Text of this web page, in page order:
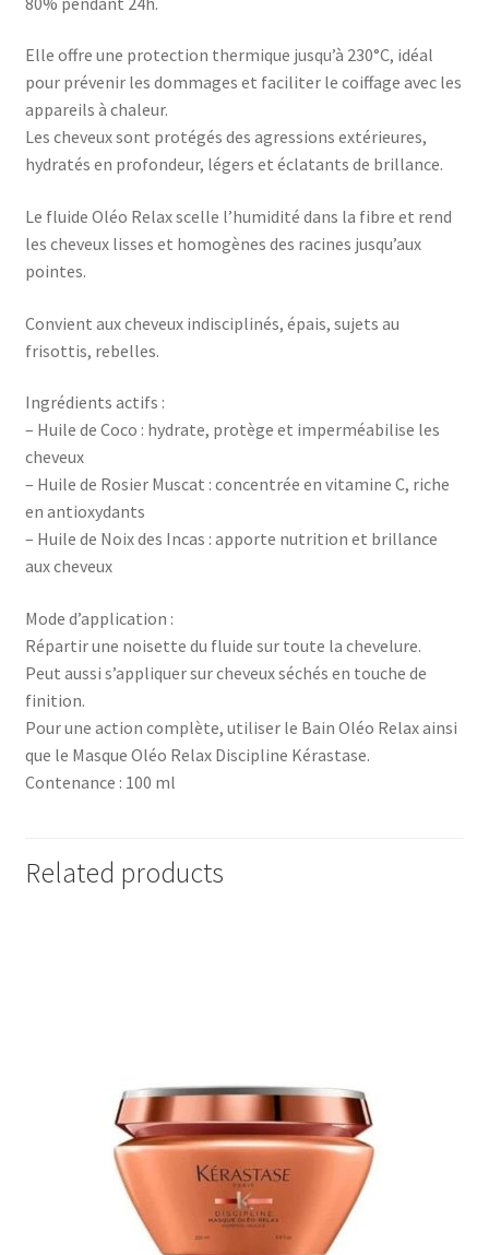
Elle offre une protection thermique jusqu’à 230°C, idéal
pour prévenir les dommages et faciliter le coiffage avec les
appareils à chaleur.
Les cheveux sont protégés des agressions extérieures,
hydratés en profondeur, légers et éclatants de brillance.
Le fluide Oléo Relax scelle l’humidité dans la fibre et rend
les cheveux lisses et homogènes des racines jusqu’aux
pointes.
Convient aux cheveux indisciplinés, épais, sujets au
frisottis, rebelles.
Ingrédients actifs :
– Huile de Coco : hydrate, protège et imperméabilise les
cheveux
– Huile de Rosier Muscat : concentrée en vitamine C, riche
en antioxydants
– Huile de Noix des Incas : apporte nutrition et brillance
aux cheveux
Mode d’application :
Répartir une noisette du fluide sur toute la chevelure.
Peut aussi s’appliquer sur cheveux séchés en touche de
finition.
Pour une action complète, utiliser le Bain Oléo Relax ainsi
que le Masque Oléo Relax Discipline Kérastase.
Contenance : 100 ml
Related products